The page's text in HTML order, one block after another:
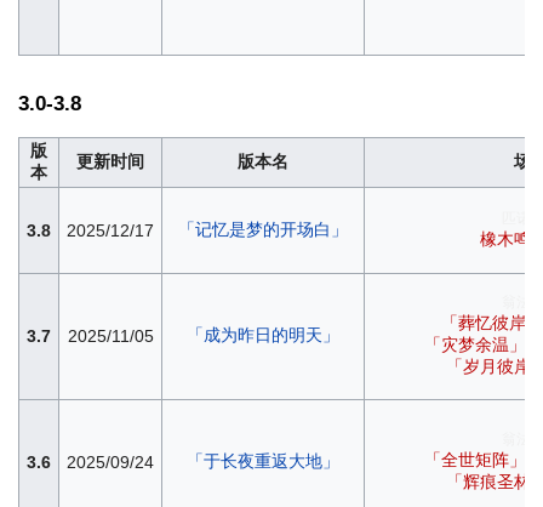
3.0-3.8
版
本
更新时间 版本名 场
3.8 2025/12/17 「记忆是梦的开场白」 橡木鸣
3.7 2025/11/05 「成为昨日的明天」
「葬忆彼岸
「灾梦余温」
「岁月彼岸
3.6 2025/09/24 「于长夜重返大地」
「全世矩阵」
「辉痕圣林